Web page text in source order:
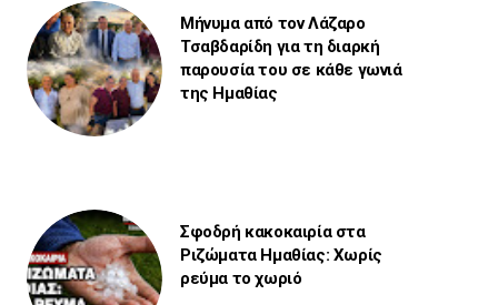
Μήνυμα από τον Λάζαρο
Τσαβδαρίδη για τη διαρκή
παρουσία του σε κάθε γωνιά
της Ημαθίας
Σφοδρή κακοκαιρία στα
Ριζώματα Ημαθίας: Χωρίς
ρεύμα το χωριό